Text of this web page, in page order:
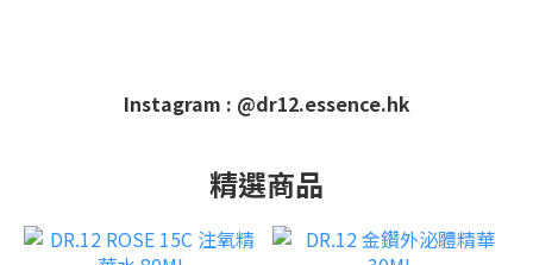
Instagram : @dr12.essence.hk
精選商品